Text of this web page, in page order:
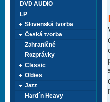
DVD AUDIO
LP
Slovenská tvorba
Česká tvorba
Zahraničné
Rozprávky
Classic
Oldies
Jazz
Hard´n Heavy